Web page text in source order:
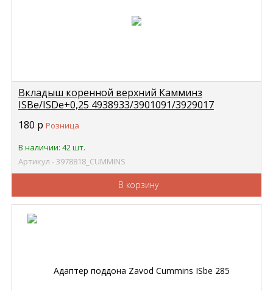
Вкладыш коренной верхний Камминз
ISBe/ISDe+0,25 4938933/3901091/3929017
180 р Розница
В наличии: 42 шт.
Артикул - 3978818_CUMMINS
В корзину